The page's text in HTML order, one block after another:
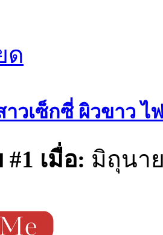
าวเซ็กซี่ ผิวขาว
เมื่อ: มิถุนาย